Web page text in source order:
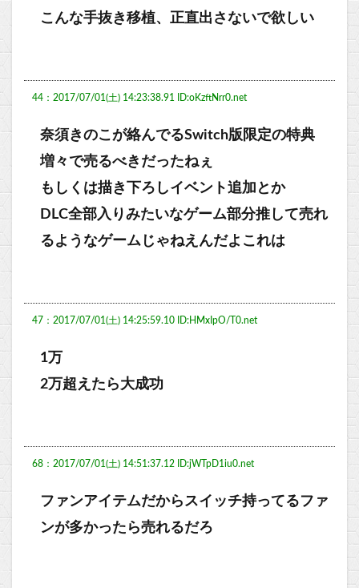
こんな手抜き移植、正直出さないで欲しい
44：2017/07/01(土) 14:23:38.91 ID:oKzftNrr0.net
奈須きのこが絡んでるSwitch版限定の特典
増々で売るべきだったねぇ
もしくは描き下ろしイベント追加とか
DLC全部入りみたいなゲーム部分推して売れ
るようなゲームじゃねえんだよこれは
47：2017/07/01(土) 14:25:59.10 ID:HMxIpO/T0.net
1万
2万超えたら大成功
68：2017/07/01(土) 14:51:37.12 ID:jWTpD1iu0.net
ファンアイテムだからスイッチ持ってるファ
ンが多かったら売れるだろ